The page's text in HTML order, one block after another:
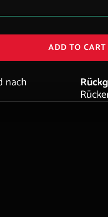
ADD TO CART
nach